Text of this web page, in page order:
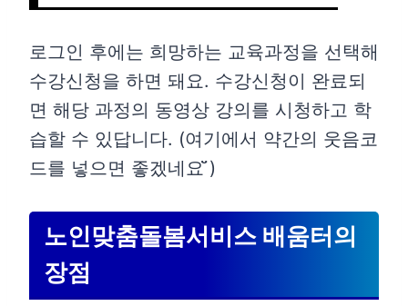
로그인 후에는 희망하는 교육과정을 선택해
수강신청을 하면 돼요. 수강신청이 완료되
면 해당 과정의 동영상 강의를 시청하고 학
습할 수 있답니다. (여기에서 약간의 웃음코
드를 넣으면 좋겠네요 ̆̈)
노인맞춤돌봄서비스 배움터의
장점